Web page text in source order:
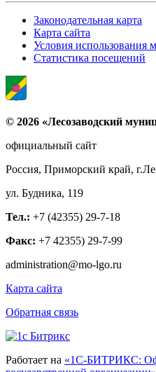
Законодательная карта
Карта сайта
Условия использования
Статистика посещений
© 2026 «Лесозаводский
официальный сайт
Россия, Приморский край,
ул. Будника, 119
Тел.: +7 (42355) 29-7-18
Факс: +7 42355) 29-7-99
administration@mo-lgo.ru
Карта сайта
Обратная связь
Работает на «1С-БИТРИКС: